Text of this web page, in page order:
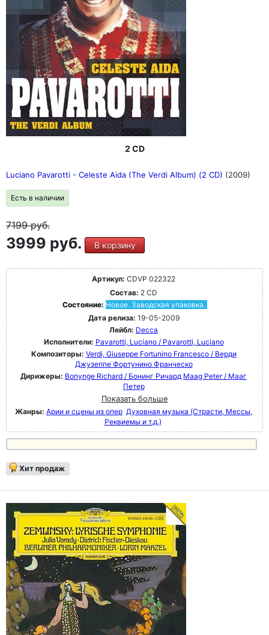
2 CD
Luciano Pavarotti - Celeste Aida (The Verdi Album) (2 CD) (2009)
Есть в наличии
7199руб.
3999 руб. В корзину
Артикул: CDVP 022322
Состав: 2 CD
Состояние: Новое. Заводская упаковка.
Дата релиза: 19-05-2009
Лейбл: Decca
Исполнители: Pavarotti, Luciano / Pavarotti, Luciano
Композиторы: Verdi, Giuseppe Fortunino Francesco / Верди
Джузеппе Фортунино Франческо
Дирижеры: Bonynge Richard / Бонинг Ричард Maag Peter / Мааг
Петер
Показать больше
Жанры: Арии и сцены из опер Духовная музыка (Страсти, Мессы,
Реквиемы и т.д.)
Хит продаж